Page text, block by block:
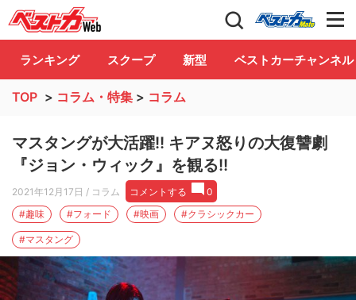
自動車情報誌「ベストカー」 Club
ランキング スクープ 新型 ベストカーチャンネル
TOP > コラム・特集 > コラム
マスタングが大活躍!! キアヌ怒りの大復讐劇
『ジョン・ウィック』を観る!!
2021年12月17日 / コラム コメントする
0
#趣味
#フォード #映画 #クラシックカー
#マスタング